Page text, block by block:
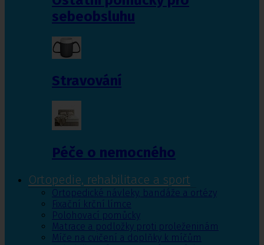
sebeobsluhu
Stravování
Péče o nemocného
Ortopedie, rehabilitace a sport
Ortopedické návleky, bandáže a ortézy
Fixační krční límce
Polohovací pomůcky
Matrace a podložky proti proleženinám
Míče na cvičení a doplňky k míčům